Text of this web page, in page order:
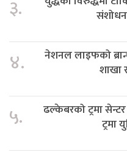
३.
४.
नेशनल लाइफको
शाखा
५.
ढल्केबरको ट्रमा
ट्रमा